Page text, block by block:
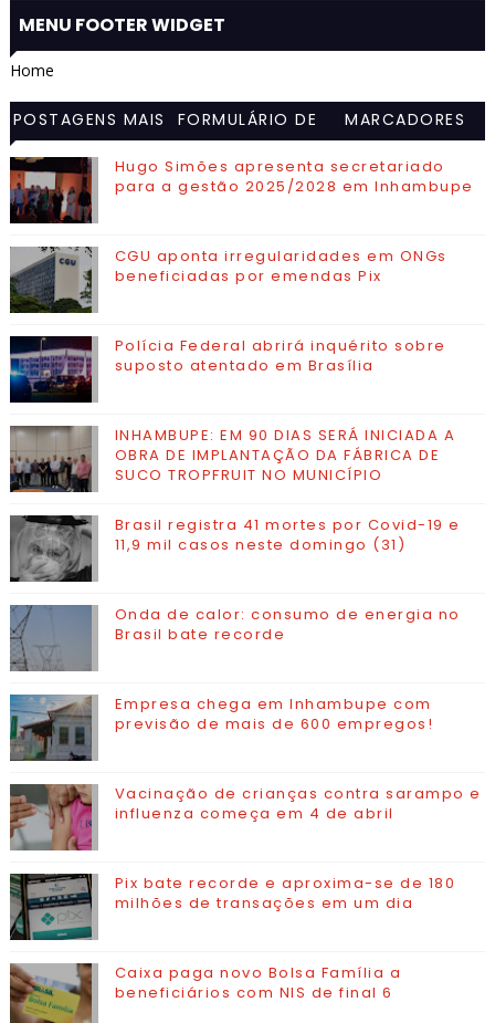
MENU FOOTER WIDGET
Home
POSTAGENS MAIS
VISITADAS
FORMULÁRIO DE
MARCADORES
Hugo Simões apresenta secretariado
para a gestão 2025/2028 em Inhambupe
CGU aponta irregularidades em ONGs
beneficiadas por emendas Pix
Polícia Federal abrirá inquérito sobre
suposto atentado em Brasília
INHAMBUPE: EM 90 DIAS SERÁ INICIADA A
OBRA DE IMPLANTAÇÃO DA FÁBRICA DE
SUCO TROPFRUIT NO MUNICÍPIO
Brasil registra 41 mortes por Covid-19 e
11,9 mil casos neste domingo (31)
Onda de calor: consumo de energia no
Brasil bate recorde
Empresa chega em Inhambupe com
previsão de mais de 600 empregos!
Vacinação de crianças contra sarampo e
influenza começa em 4 de abril
Pix bate recorde e aproxima-se de 180
milhões de transações em um dia
Caixa paga novo Bolsa Família a
beneficiários com NIS de final 6